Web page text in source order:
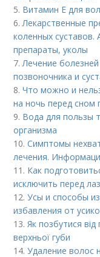
5. Витамин Е для
6.Лекарственные
коленных суставов.
препараты, уколы
7.Лечение
позвоночника и
8.Что можно и
на ночь перед сном
9. Вода для пользы
организма
10.Симптомы
лечения.
11. Как
исключить перед
12.Усы и способы
избавления от
13.Як позбутися
верхньої губи
14.Удаление волос